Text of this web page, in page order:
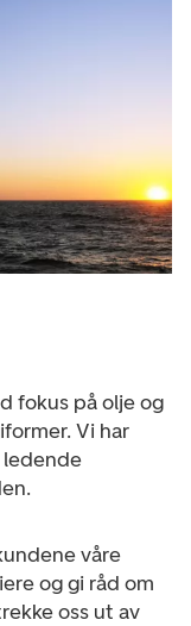
fokus på olje og
Vi har
våre
og gi råd om
oss ut av